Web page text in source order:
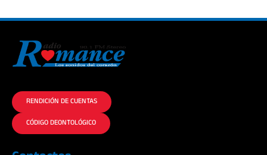
RENDICIÓN DE CUENTAS
CÓDIGO DEONTOLÓGICO